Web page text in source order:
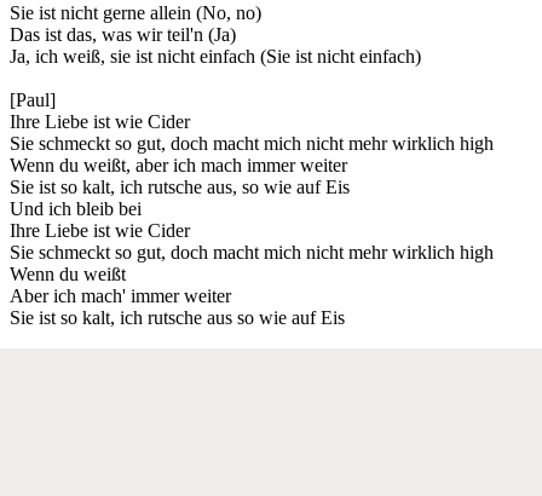
Sie ist nicht gerne allein (No, no)
Das ist das, was wir teil'n (Ja)
Ja, ich weiß, sie ist nicht einfach (Sie ist nicht einfach)
[Paul]
Ihre Liebe ist wie Cider
Sie schmeckt so gut, doch macht mich nicht mehr wirklich high
Wenn du weißt, aber ich mach immer weiter
Sie ist so kalt, ich rutsche aus, so wie auf Eis
Und ich bleib bei
Ihre Liebe ist wie Cider
Sie schmeckt so gut, doch macht mich nicht mehr wirklich high
Wenn du weißt
Aber ich mach' immer weiter
Sie ist so kalt, ich rutsche aus so wie auf Eis